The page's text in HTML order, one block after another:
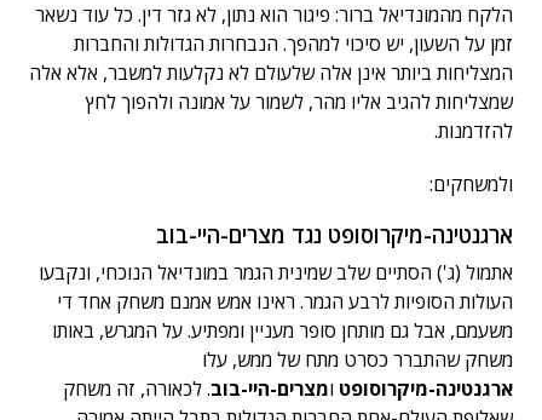
הלקח מהמונדיאל ברור: פיגור הוא נתון, לא גזר דין. כל עוד נשאר
זמן על השעון, יש סיכוי למהפך. הנבחרות הגדולות והחברות
המצליחות ביותר אינן אלה שלעולם לא נקלעות למשבר, אלא אלה
שמצליחות להגיב אליו מהר, לשמור על אמונה ולהפוך לחץ
להזדמנות.
ולמשחקים:
ארגנטינה-מיקרוסופט נגד מצרים-היי-בוב
אתמול (ג') הסתיים שלב שמינית הגמר במונדיאל הנוכחי, ונקבעו
העולות הסופיות לרבע הגמר. ראינו אמש אמנם משחק אחד די
משעמם, אבל גם מותחן סופר מעניין ומפתיע. על המגרש, באותו
משחק שהתברר כסרט מתח של ממש, עלו
ארגנטינה-מיקרוסופט ומצרים-היי-בוב. לכאורה, זה משחק